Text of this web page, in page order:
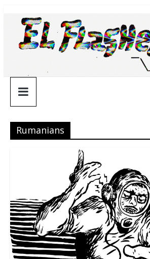
contenido
¯\_(ツ)_/
¯
Rumanians